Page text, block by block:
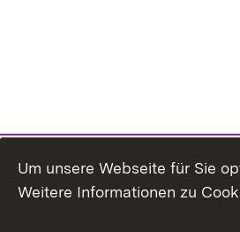
Um unsere Webseite für Sie
Weitere Informationen zu